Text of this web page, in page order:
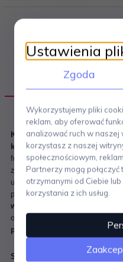
OPIS PRODUKTU
Karafka do białego wina
klasycznego i eleganckiego
funkcjonalność z estetyką.
zwieńczonanaturalnym
urokiem i ponadczasowym
proporcje sprawiają, że świetnie
wina
opakowaniu producenta, karafka
prezent
dla miłośników wina i
Specyfikacja: Karafka do
Ustawienia
Zgoda
Wykorzystujemy pliki
reklam, aby oferować
analizować ruch w naszej
korzystasz z naszej
społecznościowym,
Partnerzy mogą
otrzymanymi od Ciebie
korzystania z ich usług.